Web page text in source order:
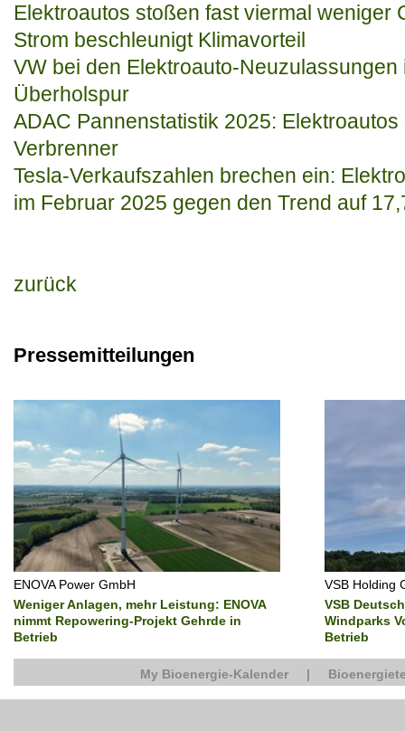
Elektroautos stoßen fast viermal weniger
Strom beschleunigt Klimavorteil
VW bei den Elektroauto-Neuzulassungen
Überholspur
ADAC Pannenstatistik 2025:
Verbrenner
Tesla-Verkaufszahlen brechen ein:
im Februar 2025 gegen den Trend auf
zurück
Pressemitteilungen
ENOVA Power GmbH
Weniger Anlagen, mehr Leistung: ENOVA
nimmt Repowering-Projekt Gehrde in
Betrieb
VSB Holding
VSB
Windparks
Betrieb
My Bioenergie-Kalender |